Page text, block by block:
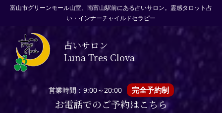
富山市グリーンモール山室、南富山駅前にある占いサロン。霊感タロット占
い・インナーチャイルドセラピー
占いサロン
Luna Tres Clova
営業時間：9:00～20:00 完全予約制
お電話でのご予約はこちら